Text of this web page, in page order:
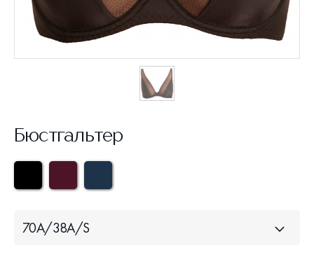
Бюстгальтер
70A/38A/S